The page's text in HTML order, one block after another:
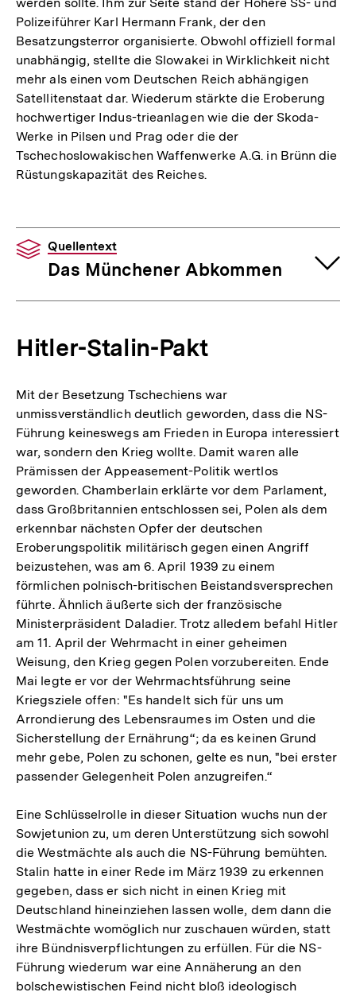
werden sollte. Ihm zur Seite stand der Höhere SS- und
Polizeiführer Karl Hermann Frank, der den
Besatzungsterror organisierte. Obwohl offiziell formal
unabhängig, stellte die Slowakei in Wirklichkeit nicht
mehr als einen vom Deutschen Reich abhängigen
Satellitenstaat dar. Wiederum stärkte die Eroberung
hochwertiger Indus-trieanlagen wie die der Skoda-
Werke in Pilsen und Prag oder die der
Tschechoslowakischen Waffenwerke A.G. in Brünn die
Rüstungskapazität des Reiches.
Quellentext
Das Münchener Abkommen
Hitler-Stalin-Pakt
Mit der Besetzung Tschechiens war
unmissverständlich deutlich geworden, dass die NS-
Führung keineswegs am Frieden in Europa interessiert
war, sondern den Krieg wollte. Damit waren alle
Prämissen der Appeasement-Politik wertlos
geworden. Chamberlain erklärte vor dem Parlament,
dass Großbritannien entschlossen sei, Polen als dem
erkennbar nächsten Opfer der deutschen
Eroberungspolitik militärisch gegen einen Angriff
beizustehen, was am 6. April 1939 zu einem
förmlichen polnisch-britischen Beistandsversprechen
führte. Ähnlich äußerte sich der französische
Ministerpräsident Daladier. Trotz alledem befahl Hitler
am 11. April der Wehrmacht in einer geheimen
Weisung, den Krieg gegen Polen vorzubereiten. Ende
Mai legte er vor der Wehrmachtsführung seine
Kriegsziele offen: "Es handelt sich für uns um
Arrondierung des Lebensraumes im Osten und die
Sicherstellung der Ernährung“; da es keinen Grund
mehr gebe, Polen zu schonen, gelte es nun, "bei erster
passender Gelegenheit Polen anzugreifen.“
Eine Schlüsselrolle in dieser Situation wuchs nun der
Sowjetunion zu, um deren Unterstützung sich sowohl
die Westmächte als auch die NS-Führung bemühten.
Stalin hatte in einer Rede im März 1939 zu erkennen
gegeben, dass er sich nicht in einen Krieg mit
Deutschland hineinziehen lassen wolle, dem dann die
Westmächte womöglich nur zuschauen würden, statt
ihre Bündnisverpflichtungen zu erfüllen. Für die NS-
Führung wiederum war eine Annäherung an den
bolschewistischen Feind nicht bloß ideologisch